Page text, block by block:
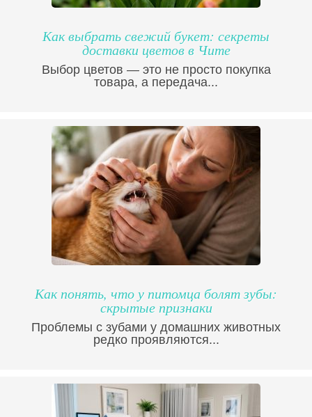
Как выбрать свежий букет: секреты
доставки цветов в Чите
Выбор цветов — это не просто покупка
товара, а передача...
Как понять, что у питомца болят зубы:
скрытые признаки
Проблемы с зубами у домашних животных
редко проявляются...